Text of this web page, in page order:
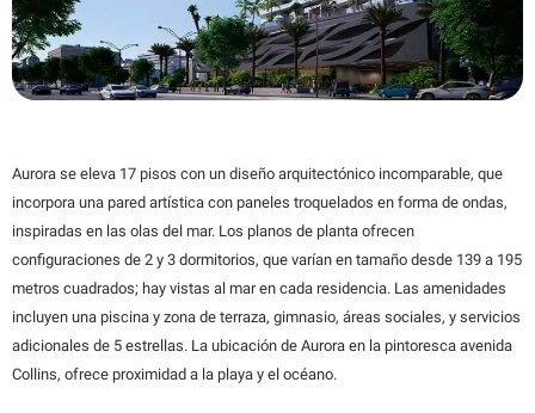
Aurora se eleva 17 pisos con un diseño arquitectónico incomparable, que
incorpora una pared artística con paneles troquelados en forma de ondas,
inspiradas en las olas del mar. Los planos de planta ofrecen
configuraciones de 2 y 3 dormitorios, que varían en tamaño desde 139 a 195
metros cuadrados; hay vistas al mar en cada residencia. Las amenidades
incluyen una piscina y zona de terraza, gimnasio, áreas sociales, y servicios
adicionales de 5 estrellas. La ubicación de Aurora en la pintoresca avenida
Collins, ofrece proximidad a la playa y el océano.